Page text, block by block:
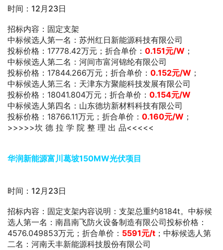
时间：12月23日
招标内容：固定支架
中标候选人第一名：苏州红日新能源科技有限公司
投标价格：17778.42万元；折合单价： 0.151元/W ；
中标候选人第二名：河间市富河锦纶有限公司
投标价格：17844.266万元；折合单价： 0.152元/W ；
中标候选人第三名：天津东方聚能科技发展有限公司
投标价格：18041.804万元；折合单价： 0.154元/W
中标候选人第四名：山东德坊新材料科技有限公司
投标价格：18766.11万元；折合单价： 0.160元/W ；
>>>>>坎 德 拉 学 院 整 理 出 品<<<<<
华润新能源富川葛坡150MW光伏项目
时间：12月23日
招标内容：固定支架内容说明：支架总重约8184t。中标候
选人第一名：南昌南飞防火设备制造有限公司投标价格：
4576.049853万元；折合单价： 5591元/t ；中标候选人第
二名：河南天丰新能源科技股份有限公司